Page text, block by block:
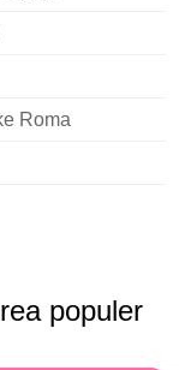
Roma
populer